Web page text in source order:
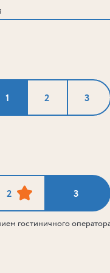
1 2 3
2 3
гостиничного